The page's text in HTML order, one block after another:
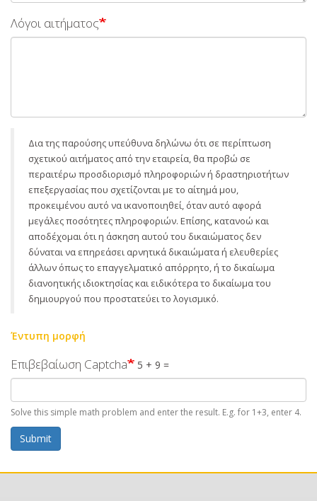
Λόγοι αιτήματος
Δια της παρούσης υπεύθυνα δηλώνω ότι σε περίπτωση
σχετικού αιτήματος από την εταιρεία, θα προβώ σε
περαιτέρω προσδιορισμό πληροφοριών ή δραστηριοτήτων
επεξεργασίας που σχετίζονται με το αίτημά μου,
προκειμένου αυτό να ικανοποιηθεί, όταν αυτό αφορά
μεγάλες ποσότητες πληροφοριών. Επίσης, κατανοώ και
αποδέχομαι ότι η άσκηση αυτού του δικαιώματος δεν
δύναται να επηρεάσει αρνητικά δικαιώματα ή ελευθερίες
άλλων όπως το επαγγελματικό απόρρητο, ή το δικαίωμα
διανοητικής ιδιοκτησίας και ειδικότερα το δικαίωμα του
δημιουργού που προστατεύει το λογισμικό.
Έντυπη μορφή
Επιβεβαίωση Captcha 5 + 9 =
Solve this simple math problem and enter the result. E.g. for 1+3, enter 4.
Submit